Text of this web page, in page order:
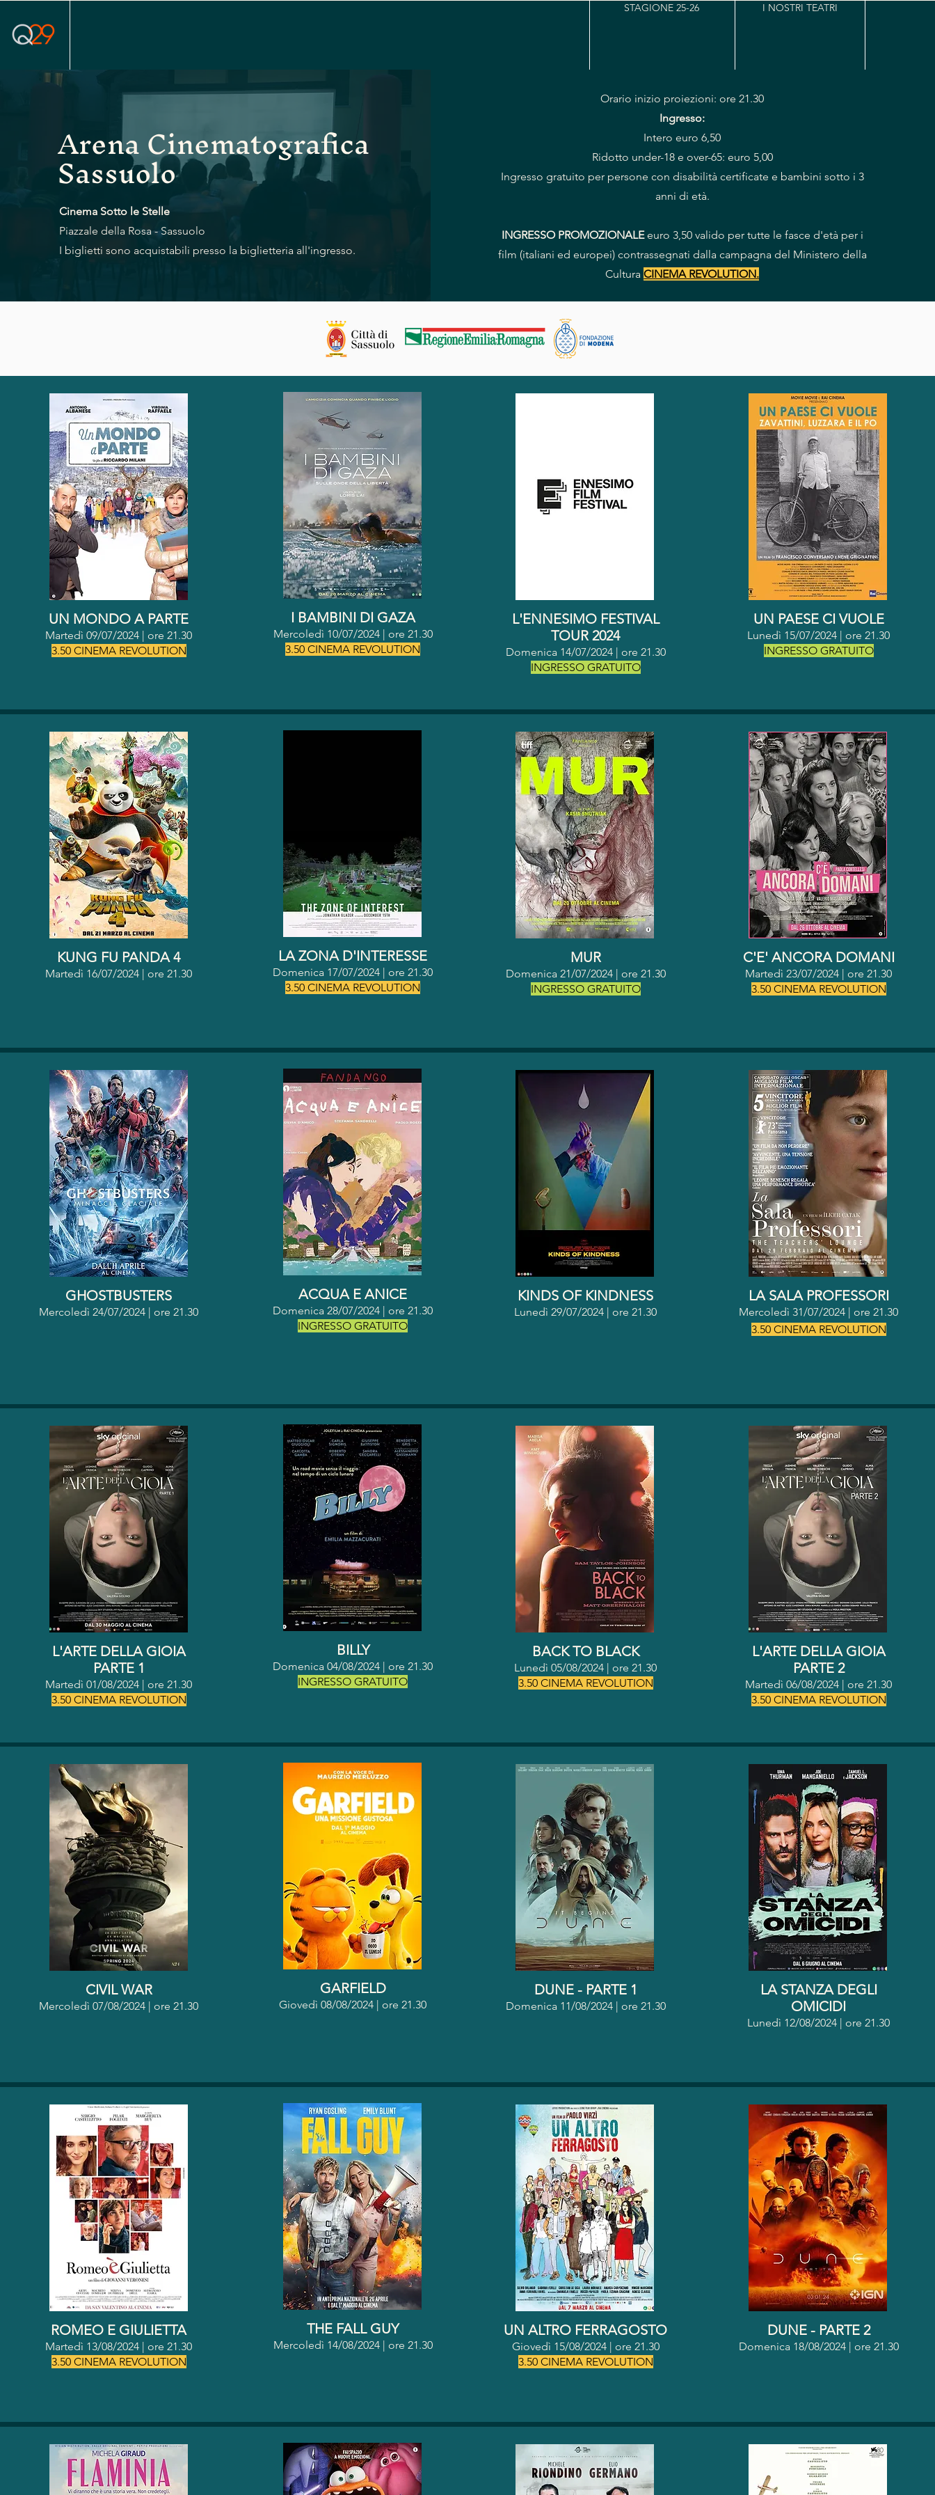
STAGIONE 25-26 I NOSTRI TEATRI
Arena Cinematografica
Sassuolo
Cinema Sotto le Stelle
Piazzale della Rosa - Sassuolo
I biglietti sono acquistabili presso la biglietteria all'ingresso.
Orario inizio proiezioni: ore 21.30
Ingresso:
Intero euro 6,50
Ridotto under-18 e over-65: euro 5,00
Ingresso gratuito per persone con disabilità certificate e bambini sotto i 3
anni di età.
INGRESSO PROMOZIONALEeuro 3,50 valido per tutte le fasce d'età per i
film (italiani ed europei) contrassegnati dalla campagna del Ministero della
CulturaCINEMA REVOLUTION.
UN MONDO A PARTE
Martedì 09/07/2024 | ore 21.30
3.50 CINEMA REVOLUTION
I BAMBINI DI GAZA
Mercoledì 10/07/2024 | ore 21.30
3.50 CINEMA REVOLUTION
L'ENNESIMO FESTIVAL
TOUR 2024
Domenica 14/07/2024 | ore 21.30
INGRESSO GRATUITO
UN PAESE CI VUOLE
Lunedì 15/07/2024 | ore 21.30
INGRESSO GRATUITO
KUNG FU PANDA 4
Martedì 16/07/2024 | ore 21.30
LA ZONA D'INTERESSE
Domenica 17/07/2024 | ore 21.30
3.50 CINEMA REVOLUTION
MUR
Domenica 21/07/2024 | ore 21.30
INGRESSO GRATUITO
C'E' ANCORA DOMANI
Martedì 23/07/2024 | ore 21.30
3.50 CINEMA REVOLUTION
GHOSTBUSTERS
Mercoledì 24/07/2024 | ore 21.30
ACQUA E ANICE
Domenica 28/07/2024 | ore 21.30
INGRESSO GRATUITO
KINDS OF KINDNESS
Lunedì 29/07/2024 | ore 21.30
LA SALA PROFESSORI
Mercoledì 31/07/2024 | ore 21.30
3.50 CINEMA REVOLUTION
L'ARTE DELLA GIOIA
PARTE 1
Martedì 01/08/2024 | ore 21.30
3.50 CINEMA REVOLUTION
BILLY
Domenica 04/08/2024 | ore 21.30
INGRESSO GRATUITO
BACK TO BLACK
Lunedì 05/08/2024 | ore 21.30
3.50 CINEMA REVOLUTION
L'ARTE DELLA GIOIA
PARTE 2
Martedì 06/08/2024 | ore 21.30
3.50 CINEMA REVOLUTION
CIVIL WAR
Mercoledì 07/08/2024 | ore 21.30
GARFIELD
Giovedì 08/08/2024 | ore 21.30
DUNE - PARTE 1
Domenica 11/08/2024 | ore 21.30
LA STANZA DEGLI
OMICIDI
Lunedì 12/08/2024 | ore 21.30
ROMEO E GIULIETTA
Martedì 13/08/2024 | ore 21.30
3.50 CINEMA REVOLUTION
THE FALL GUY
Mercoledì 14/08/2024 | ore 21.30
UN ALTRO FERRAGOSTO
Giovedì 15/08/2024 | ore 21.30
3.50 CINEMA REVOLUTION
DUNE - PARTE 2
Domenica 18/08/2024 | ore 21.30